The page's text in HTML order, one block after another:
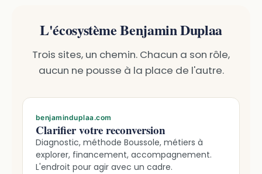
L'écosystème Benjamin Duplaa
Trois sites, un chemin. Chacun a son rôle,
aucun ne pousse à la place de l'autre.
benjaminduplaa.com
Clarifier votre reconversion
Diagnostic, méthode Boussole, métiers à
explorer, financement, accompagnement.
L'endroit pour agir avec un cadre.